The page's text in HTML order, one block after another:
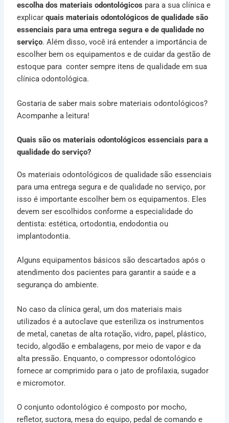
escolha dos materiais odontológicos para a sua clínica e
explicar quais materiais odontológicos de qualidade são
essenciais para uma entrega segura e de qualidade no
serviço. Além disso, você irá entender a importância de
escolher bem os equipamentos e de cuidar da gestão de
estoque para conter sempre itens de qualidade em sua
clínica odontológica.
Gostaria de saber mais sobre materiais odontológicos?
Acompanhe a leitura!
Quais são os materiais odontológicos essenciais para a
qualidade do serviço?
Os materiais odontológicos de qualidade são essenciais
para uma entrega segura e de qualidade no serviço, por
isso é importante escolher bem os equipamentos. Eles
devem ser escolhidos conforme a especialidade do
dentista: estética, ortodontia, endodontia ou
implantodontia.
Alguns equipamentos básicos são descartados após o
atendimento dos pacientes para garantir a saúde e a
segurança do ambiente.
No caso da clínica geral, um dos materiais mais
utilizados é a autoclave que esteriliza os instrumentos
de metal, canetas de alta rotação, vidro, papel, plástico,
tecido, algodão e embalagens, por meio de vapor e da
alta pressão. Enquanto, o compressor odontológico
fornece ar comprimido para o jato de profilaxia, sugador
e micromotor.
O conjunto odontológico é composto por mocho,
refletor, suctora, mesa do equipo, pedal de comando e